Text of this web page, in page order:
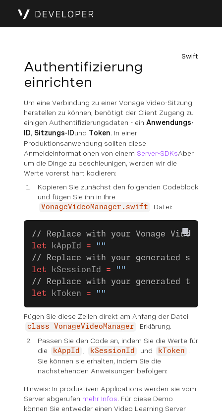
Swift
Authentifizierung
einrichten
Um eine Verbindung zu einer Vonage Video-Sitzung
herstellen zu können, benötigt der Client Zugang zu
einigen Authentifizierungsdaten - ein Anwendungs-
ID, Sitzungs-IDund Token. In einer
Produktionsanwendung sollten diese
Anmeldeinformationen von einem Server-SDKsAber
um die Dinge zu beschleunigen, werden wir die
Werte vorerst hart kodieren:
Kopieren Sie zunächst den folgenden Codeblock
und fügen Sie ihn in Ihre
VonageVideoManager.swift Datei:
// Replace with your Vonage Video APP
let kAppId = ""
// Replace with your generated
let kSessionId = ""
// Replace with your generated token
let kToken = ""
Fügen Sie diese Zeilen direkt am Anfang der Datei
class VonageVideoManager
Erklärung.
Passen Sie den Code an, indem Sie die Werte für
die
kAppId , kSessionId und kToken
.
Sie können sie erhalten, indem Sie die
nachstehenden Anweisungen befolgen:
Hinweis: In produktiven Applications werden sie vom
Server abgerufen mehr Infos. Für diese Demo
können Sie entweder einen Video Learning Server